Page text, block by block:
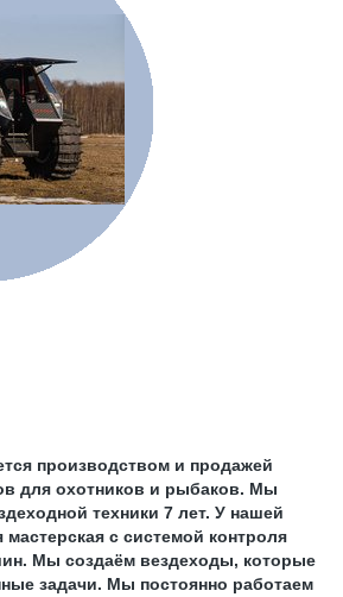
производством и продажей
для охотников и рыбаков. Мы
техники 7 лет. У нашей
мастерская с системой контроля
Мы создаём вездеходы, которые
задачи. Мы постоянно работаем